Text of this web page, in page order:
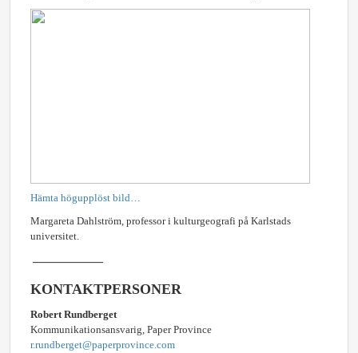
Hämta högupplöst bild…
Margareta Dahlström, professor i kulturgeografi på Karlstads
universitet.
–––––––––––
KONTAKTPERSONER
Robert Rundberget
Kommunikationsansvarig, Paper Province
r.rundberget@paperprovince.com